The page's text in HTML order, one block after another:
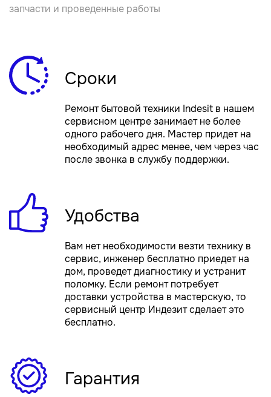
запчасти и проведенные работы
Сроки
Ремонт бытовой техники Indesit в нашем
сервисном центре занимает не более
одного рабочего дня. Мастер придет на
необходимый адрес менее, чем через час
после звонка в службу поддержки.
Удобства
Вам нет необходимости везти технику в
сервис, инженер бесплатно приедет на
дом, проведет диагностику и устранит
поломку. Если ремонт потребует
доставки устройства в мастерскую, то
сервисный центр Индезит сделает это
бесплатно.
Гарантия